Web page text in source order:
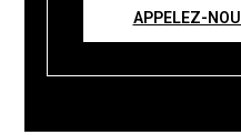
APPELEZ-